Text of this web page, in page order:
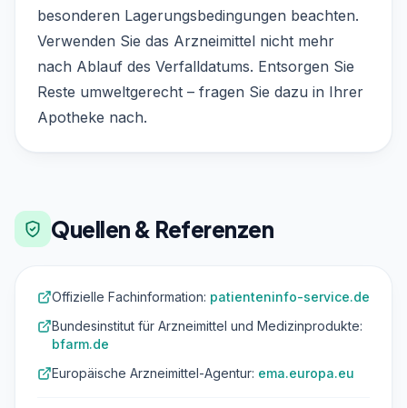
besonderen Lagerungsbedingungen beachten.
Verwenden Sie das Arzneimittel nicht mehr
nach Ablauf des Verfalldatums. Entsorgen Sie
Reste umweltgerecht – fragen Sie dazu in Ihrer
Apotheke nach.
Quellen & Referenzen
Offizielle Fachinformation: patienteninfo-service.de
Bundesinstitut für Arzneimittel und Medizinprodukte:
bfarm.de
Europäische Arzneimittel-Agentur: ema.europa.eu